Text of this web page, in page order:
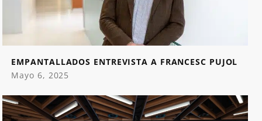
EMPANTALLADOS ENTREVISTA A FRANCESC PUJOL
Mayo 6, 2025